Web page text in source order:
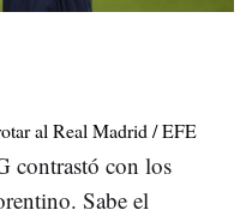
al Real Madrid / EFE
contrastó con los
Sabe el